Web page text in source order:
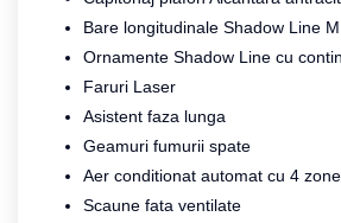
Bare longitudinale Shadow Line M
Ornamente Shadow Line cu
Faruri Laser
Asistent faza lunga
Geamuri fumurii spate
Aer conditionat automat cu 4 zone
Scaune fata ventilate